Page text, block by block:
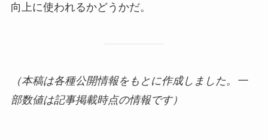
向上に使われるかどうかだ。
（本稿は各種公開情報をもとに作成しました。一
部数値は記事掲載時点の情報です）